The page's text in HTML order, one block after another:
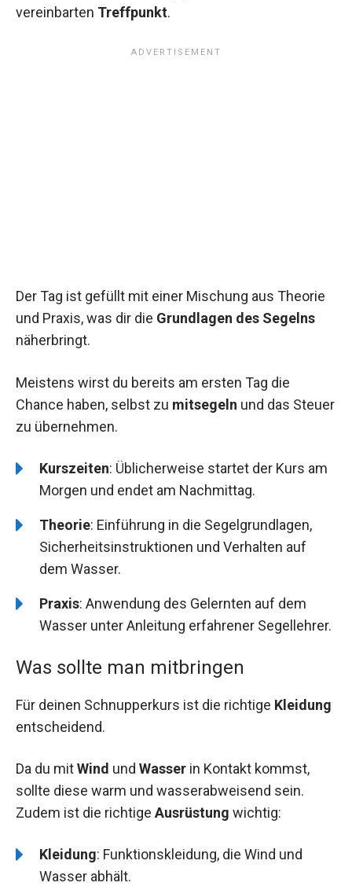
vereinbarten Treffpunkt.
Der Tag ist gefüllt mit einer Mischung aus Theorie
und Praxis, was dir die Grundlagen des Segelns
näherbringt.
Meistens wirst du bereits am ersten Tag die
Chance haben, selbst zu mitsegeln und das Steuer
zu übernehmen.
Kurszeiten: Üblicherweise startet der Kurs am
Morgen und endet am Nachmittag.
Theorie: Einführung in die Segelgrundlagen,
Sicherheitsinstruktionen und Verhalten auf
dem Wasser.
Praxis: Anwendung des Gelernten auf dem
Wasser unter Anleitung erfahrener Segellehrer.
Was sollte man mitbringen
Für deinen Schnupperkurs ist die richtige Kleidung
entscheidend.
Da du mitWind und Wasser in Kontakt kommst,
sollte diese warm und wasserabweisend sein.
Zudem ist die richtige Ausrüstung wichtig:
Kleidung: Funktionskleidung, die Wind und
Wasser abhält.